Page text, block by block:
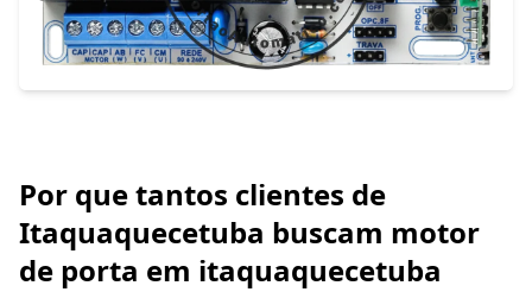
Por que tantos clientes de
Itaquaquecetuba buscam motor
de porta em itaquaquecetuba